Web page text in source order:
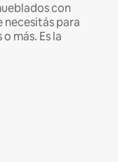
con
necesitás para
más. Es la